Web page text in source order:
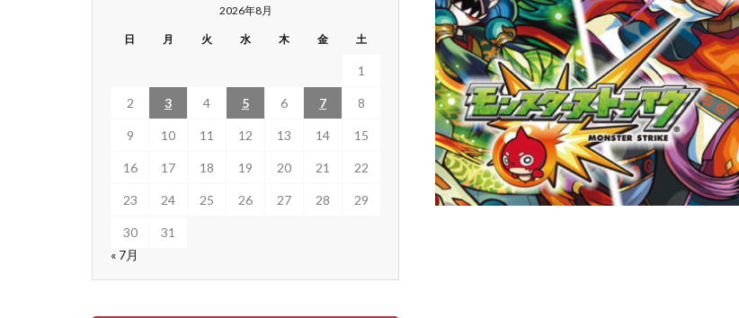
2026年8月
日 月 火 水 木 金 土
1
2 3 4 5 6 7 8
9 10 11 12 13 14 15
16 17 18 19 20 21 22
23 24 25 26 27 28 29
30
31
« 7月